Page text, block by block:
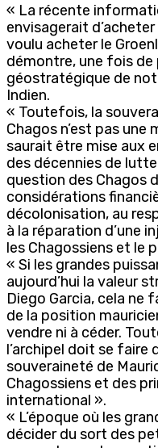
« La récente
envisagerait
voulu acheter le
démontre, une fois de
géostratégique de
Indien.
« Toutefois, la
Chagos n’est pas
saurait être mise aux
des décennies de
question des Chagos
considérations
décolonisation, au
à la réparation d’une
les Chagossiens et le
« Si les grandes
aujourd’hui la valeur
Diego Garcia, cela ne
de la position
vendre ni à céder.
l’archipel doit se faire
souveraineté de
Chagossiens et des
international ».
« L’époque où les
décider du sort des